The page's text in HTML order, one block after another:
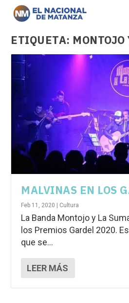
ETIQUETA:
MALVINAS EN LOS
Feb 11, 2020 Cultura
La Banda Montojo y La
los Premios Gardel 2020.
que se...
LEER MÁS